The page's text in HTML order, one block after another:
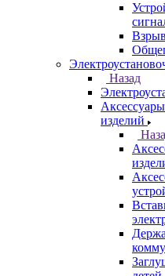
Назад
изделий